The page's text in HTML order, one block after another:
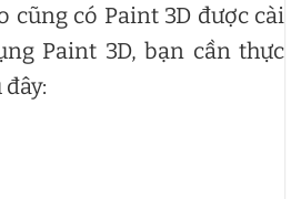
cũng có Paint 3D được cài
Paint 3D, bạn cần thực